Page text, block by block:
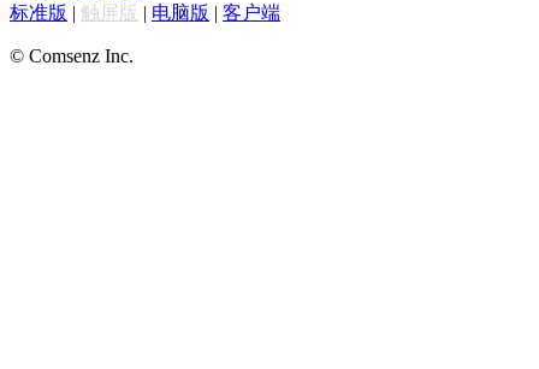
标准版 | 触屏版 | 电脑版 | 客户端
© Comsenz Inc.